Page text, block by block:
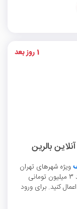
ویژه شهرهای تهران
و کرج با تخفیف دریافت کنید. کافیست حداقل خرید 3 میلیون تومانی
اعمال کنید. برای ورود
1 روز بعد